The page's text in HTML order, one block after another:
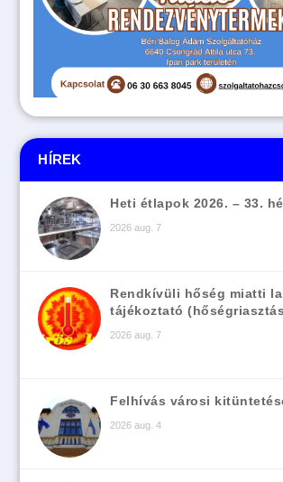
HÍREK
Heti étlapok 2026. – 33.
2026 aug. 7
Rendkívüli hőség miatti
tájékoztató
2026 aug. 7
Felhívás városi
2026 aug. 4